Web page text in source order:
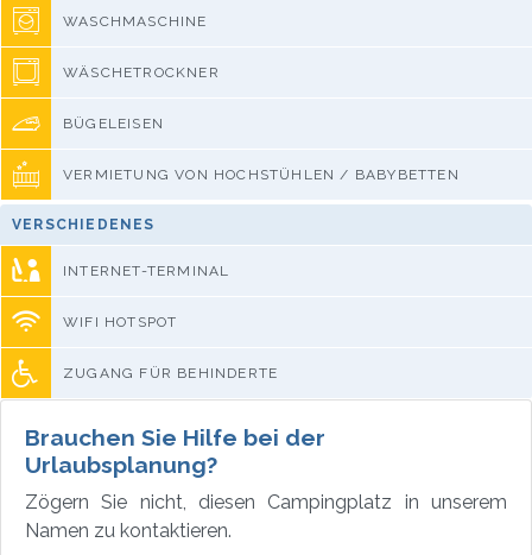
WASCHMASCHINE
WÄSCHETROCKNER
BÜGELEISEN
VERMIETUNG VON HOCHSTÜHLEN / BABYBETTEN
VERSCHIEDENES
INTERNET-TERMINAL
WIFI HOTSPOT
ZUGANG FÜR BEHINDERTE
Brauchen Sie Hilfe bei der
Urlaubsplanung?
Zögern Sie nicht, diesen Campingplatz in unserem
Namen zu kontaktieren.